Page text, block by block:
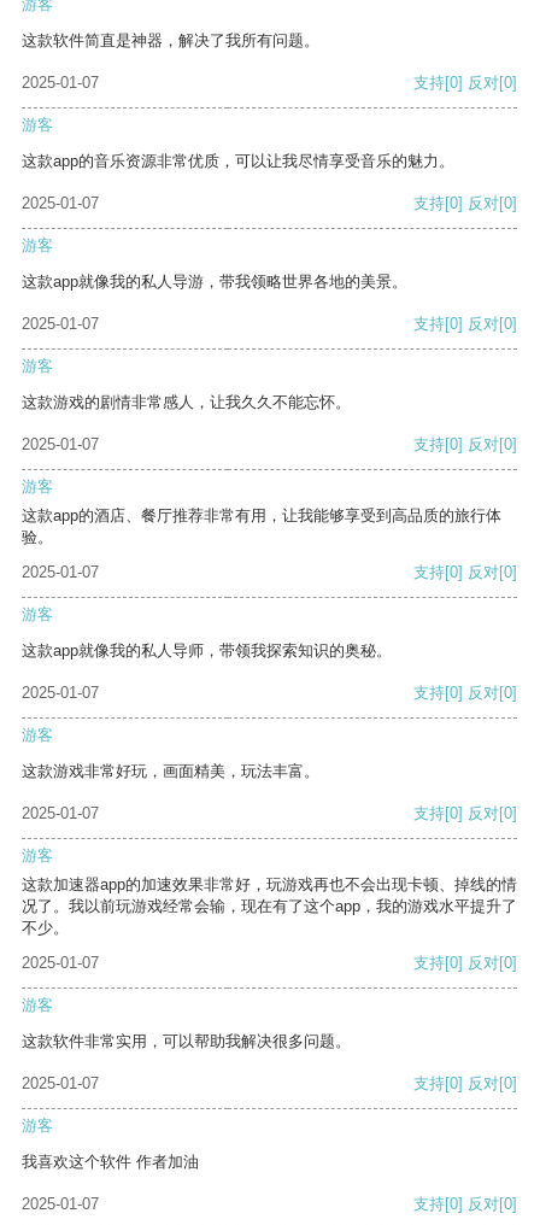
游客
这款软件简直是神器，解决了我所有问题。
2025-01-07 支持[0] 反对[0]
游客
这款app的音乐资源非常优质，可以让我尽情享受音乐的魅力。
2025-01-07 支持[0] 反对[0]
游客
这款app就像我的私人导游，带我领略世界各地的美景。
2025-01-07 支持[0] 反对[0]
游客
这款游戏的剧情非常感人，让我久久不能忘怀。
2025-01-07 支持[0] 反对[0]
游客
这款app的酒店、餐厅推荐非常有用，让我能够享受到高品质的旅行体
验。
2025-01-07
支持[0] 反对[0]
游客
这款app就像我的私人导师，带领我探索知识的奥秘。
2025-01-07 支持[0] 反对[0]
游客
这款游戏非常好玩，画面精美，玩法丰富。
2025-01-07 支持[0] 反对[0]
游客
这款加速器app的加速效果非常好，玩游戏再也不会出现卡顿、掉线的情
况了。我以前玩游戏经常会输，现在有了这个app，我的游戏水平提升了
不少。
2025-01-07
支持[0] 反对[0]
游客
这款软件非常实用，可以帮助我解决很多问题。
2025-01-07 支持[0] 反对[0]
游客
我喜欢这个软件 作者加油
2025-01-07 支持[0] 反对[0]